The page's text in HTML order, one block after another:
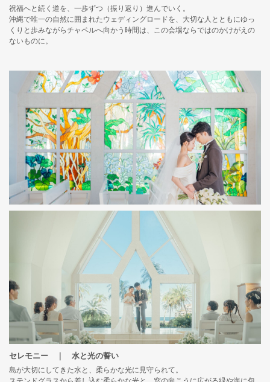
祝福へと続く道を、一歩ずつ（振り返り）進んでいく。
沖縄で唯一の自然に囲まれたウェディングロードを、大切な人とともにゆっ
くりと歩みながらチャペルへ向かう時間は、この会場ならではのかけがえの
ないものに。
セレモニー ｜ 水と光の誓い
島が大切にしてきた水と、柔らかな光に見守られて。